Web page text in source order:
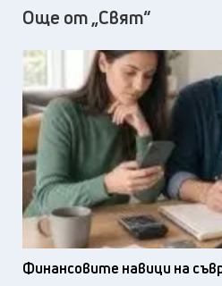
Още от „Свят“
Финансовите навици на